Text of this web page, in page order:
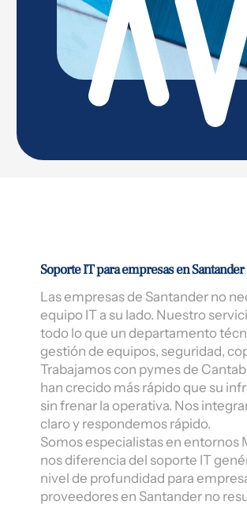
Soporte IT para empresas en Santander
Las empresas de Santander no
equipo IT a su lado. Nuestro
todo lo que un departamento
gestión de equipos, seguridad,
Trabajamos con pymes de
han crecido más rápido que su
sin frenar la operativa. Nos
claro y respondemos rápido.
Somos especialistas en entornos
nos diferencia del soporte IT
nivel de profundidad para
proveedores en Santander no